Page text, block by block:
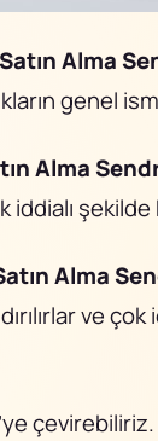
Alma
genel
Alma
iddialı
Alma
ve çok